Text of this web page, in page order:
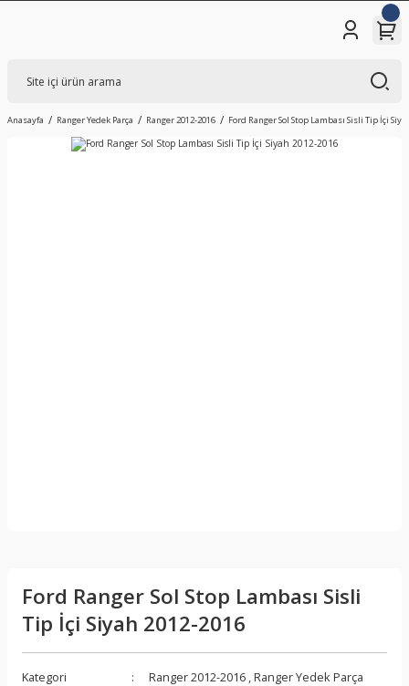
Anasayfa Ranger Yedek Parça Ranger 2012-2016 Ford Ranger Sol Stop Lambası Sisli Tip İçi
Ford Ranger Sol Stop Lambası Sisli
Tip İçi Siyah 2012-2016
Kategori Ranger 2012-2016 ,Ranger Yedek Parça